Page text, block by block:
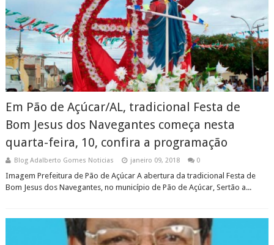
Em Pão de Açúcar/AL, tradicional Festa de
Bom Jesus dos Navegantes começa nesta
quarta-feira, 10, confira a programação
Blog Adalberto Gomes Noticias janeiro 09, 2018 0
Imagem Prefeitura de Pão de Açúcar A abertura da tradicional Festa de
Bom Jesus dos Navegantes, no município de Pão de Açúcar, Sertão a...